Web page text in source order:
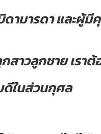
ามารดา และผู้มี
สาวลูกชาย เราต้
ในส่วนกุศล